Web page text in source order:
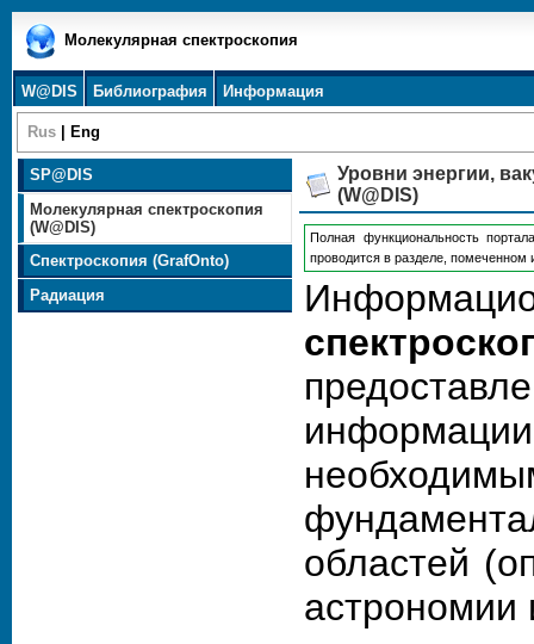
Молекулярная спектроскопия
W@DIS Библиография Информация
Rus Eng
SP@DIS
Молекулярная спектроскопия
(W@DIS)
Спектроскопия (GrafOnto)
Радиация
Уровни энергии,
(W@DIS)
Полная функциональность
проводится в разделе, помеченном
областей
астрономии